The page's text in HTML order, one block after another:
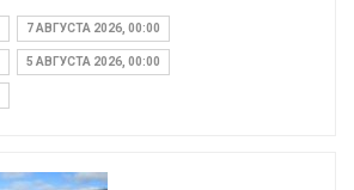
7 АВГУСТА 2026, 00:00
5 АВГУСТА 2026, 00:00